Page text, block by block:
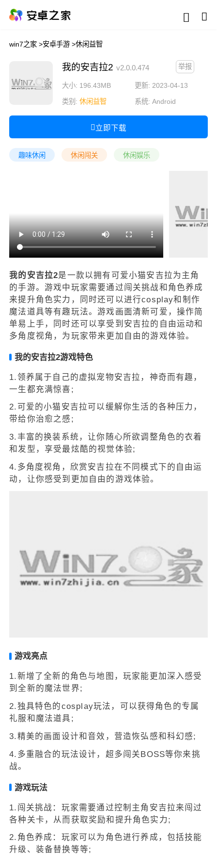
win7之家 >安卓手游 >休闲益智
我的安吉拉2 v2.0.0.474 举报
大小: 196.43MB 更新: 2023-04-13
类别: 休闲益智 系统:Android
立即下载
趣味休闲 休闲闯关 休闲娱乐
我的安吉拉2是一款以拥有可爱小猫安吉拉为主角
的手游。游戏中玩家需要通过闯关挑战和角色养成
来提升角色实力，同时还可以进行cosplay和制作
魔法道具等有趣玩法。游戏画面清新可爱，操作简
单易上手，同时还可以享受到安吉拉的自由运动和
多角度视角，为玩家带来更加自由的游戏体验。
我的安吉拉2游戏特色
1.领养属于自己的虚拟宠物安吉拉，神奇而有趣，
一生都充满惊喜;
2.可爱的小猫安吉拉可以缓解你生活的各种压力，
带给你治愈之感;
3.丰富的换装系统，让你随心所欲调整角色的衣着
和发型，享受最炫酷的视觉体验;
4.多角度视角，欣赏安吉拉在不同模式下的自由运
动，让你感受到更加自由的游戏体验。
游戏亮点
1.新增了全新的角色与地图，玩家能更加深入感受
到全新的魔法世界;
2.独具特色的cosplay玩法，可以获得角色的专属
礼服和魔法道具;
3.精美的画面设计和音效，营造恢弘感和科幻感;
4.多重融合的玩法设计，超多闯关BOSS等你来挑
战。
游戏玩法
1.闯关挑战：玩家需要通过控制主角安吉拉来闯过
各种关卡，从而获取奖励和提升角色实力;
2.角色养成：玩家可以为角色进行养成，包括技能
升级、装备替换等等;